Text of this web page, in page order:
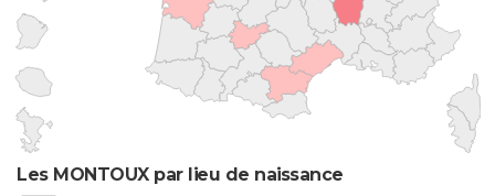
Les MONTOUX par lieu de naissance